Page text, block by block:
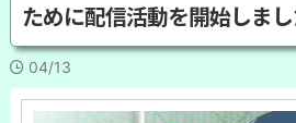
ために配信活動を開始しまし
04/13